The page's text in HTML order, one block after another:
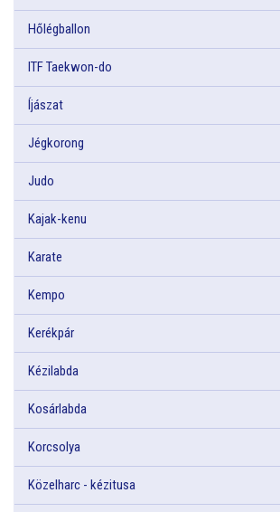
Hőlégballon
ITF Taekwon-do
Íjászat
Jégkorong
Judo
Kajak-kenu
Karate
Kempo
Kerékpár
Kézilabda
Kosárlabda
Korcsolya
Közelharc - kézitusa